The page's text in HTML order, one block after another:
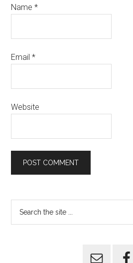
Name*
Email*
Website
Primary
Sidebar